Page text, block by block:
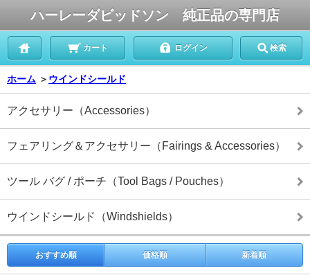
ハーレーダビッドソン 純正品の専門店
カート ログイン 検索
ホーム ＞ ウインドシールド
アクセサリー（Accessories）
フェアリング＆アクセサリー（Fairings & Accessories）
ツール バグ / ポーチ（Tool Bags / Pouches）
ウインドシールド（Windshields）
おすすめ順 価格順 新着順